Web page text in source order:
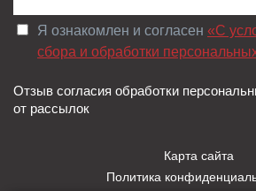
Я ознакомлен и согласен «C
сбора и обработки
Отзыв согласия обработки
от рассылок
Карта сайта
Политика